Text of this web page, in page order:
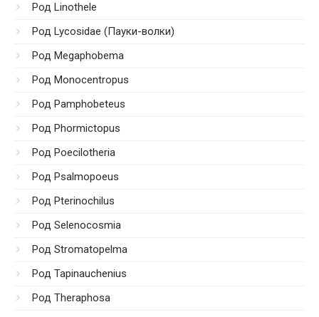
Род Linothele
Род Lycosidae (Пауки-волки)
Род Megaphobema
Род Monocentropus
Род Pamphobeteus
Род Phormictopus
Род Poecilotheria
Род Psalmopoeus
Род Pterinochilus
Род Selenocosmia
Род Stromatopelma
Род Tapinauchenius
Род Theraphosa